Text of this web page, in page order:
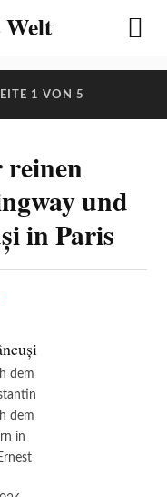
Welt
1 VON 5
reinen
und
in Paris
dem
dem
in